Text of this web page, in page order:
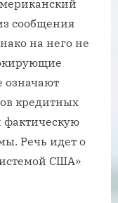
сообщения
на него не
означают
кредитных
Речь идет о
США»